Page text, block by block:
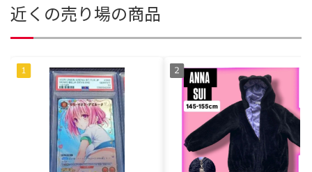
近くの売り場の商品